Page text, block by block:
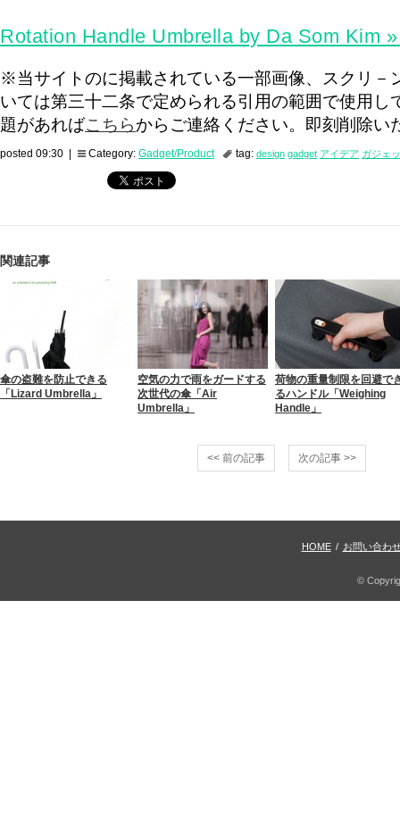
Rotation Handle Umbrella by Da Som Kim
※当サイトのに掲載されている一部画像、スクリ－
いては第三十二条で定められる引用の範囲で使用し
題があればこちらからご連絡ください。即刻削除い
posted 09:30 | Category: Gadget/Product tag: design gadget アイデア ガジェ
関連記事
傘の盗難を防止できる
「Lizard Umbrella」
空気の力で雨をガードする
次世代の傘「Air
Umbrella」
荷物の重量制限を回避で
るハンドル「Weighing
Handle」
<< 前の記事 次の記事 >>
HOME / お問い合わ
©